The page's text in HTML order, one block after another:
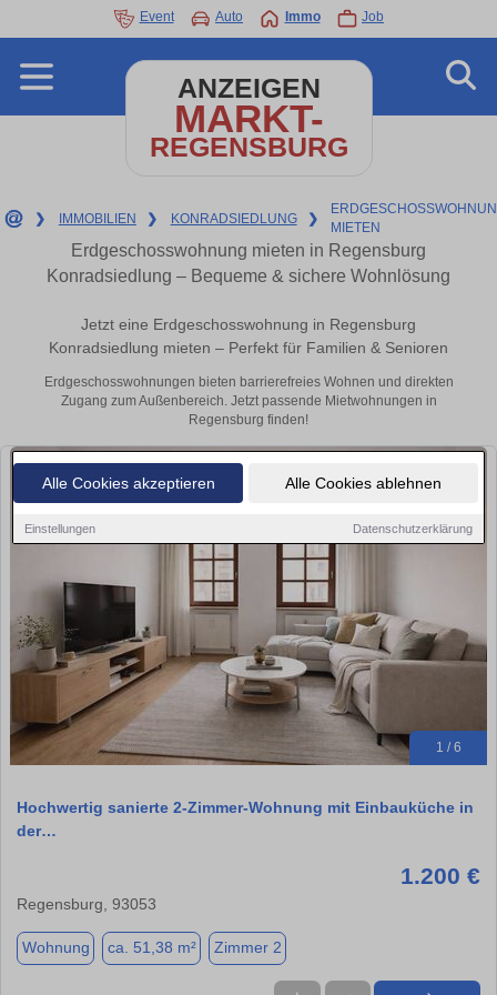
Alle Cookies akzeptieren Alle Cookies ablehnen
Einstellungen Datenschutzerklärung
Event Auto Immo Job
ANZEIGEN
MARKT-
REGENSBURG
❯ IMMOBILIEN ❯ KONRADSIEDLUNG ❯
MIETEN
Erdgeschosswohnung mieten in Regensburg
Konradsiedlung – Bequeme & sichere Wohnlösung
Jetzt eine Erdgeschosswohnung in Regensburg
Konradsiedlung mieten – Perfekt für Familien & Senioren
Erdgeschosswohnungen bieten barrierefreies Wohnen und direkten
Zugang zum Außenbereich. Jetzt passende Mietwohnungen in
Regensburg finden!
1 / 6
Hochwertig sanierte 2-Zimmer-Wohnung mit Einbauküche in
der…
1.200 €
Regensburg, 93053
Wohnung ca. 51,38 m² Zimmer 2